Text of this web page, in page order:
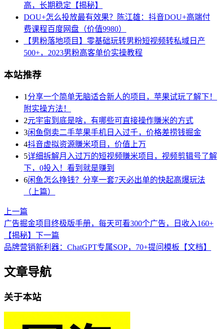
高，长期稳定【揭秘】
DOU+怎么投放最有效果？陈江雄：抖音DOU+高端付
费课程百度网盘（价值9980）
【男粉落地项目】零基础玩转男粉短视频转私域日产
500+，2023男粉高客单价实操教程
本站推荐
1 分享一个简单无脑适合新人的项目，苹果试玩了解下！
附实操方法！
2元宇宙到底是啥，有哪些可直接操作賺米的方式
3闲鱼倒卖二手苹果手机日入过千，价格差捞钱掘金
4抖音虚拟资源賺米项目，价值上万
5详细拆解月入过万的短视频賺米项目，视频剪辑号了解
下，0投入！看到就是赚到
6闲鱼怎么挣钱？分享一套7天必出单的快起高爆玩法
（上篇）
上一篇
广告掘金项目终极版手册，每天可看300个广告，日收入160+
【揭秘】 下一篇
品牌营销新利器：ChatGPT专属SOP，70+提问模板【文档】
文章导航
关于本站